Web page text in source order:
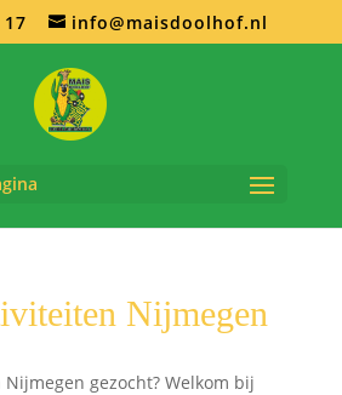
info@maisdoolhof.nl
Nijmegen
gezocht? Welkom bij